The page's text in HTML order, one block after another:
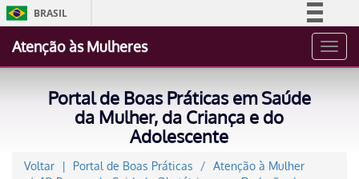
BRASIL
Acesso à informação
Canais
Atenção às Mulheres
Portal de Boas Práticas em Saúde
da Mulher, da Criança e do
Adolescente
Voltar Portal de Boas Práticas
Atenção à Mulher